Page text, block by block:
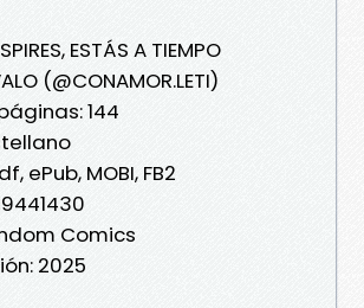
ESTÁS A TIEMPO
(@CONAMOR.LETI)
144
ePub, MOBI, FB2
Comics
2025